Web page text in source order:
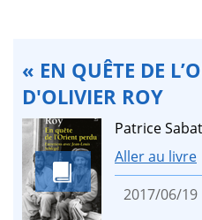
« EN QUÊTE DE
D'OLIVIER ROY
Patrice
Aller au livre
2017/06/19